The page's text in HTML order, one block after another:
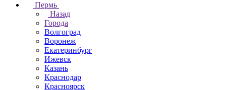
Пермь
Назад
Города
Волгоград
Воронеж
Екатеринбург
Ижевск
Казань
Краснодар
Красноярск